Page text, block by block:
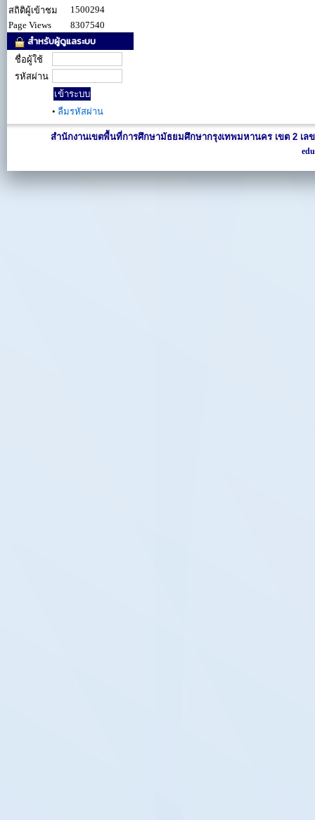
สถิติผู้เข้าชม
1500294
Page Views
8307540
สำหรับผู้ดูแลระบบ
ชื่อผู้ใช้
รหัสผ่าน
• ลืมรหัสผ่าน
สำนักงานเขตพื้นที่การศึกษามัธยมศึกษากรุงเทพมหานคร เขต 2 เล